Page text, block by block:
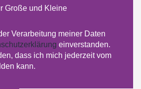
Große und Kleine
Verarbeitung meiner Daten
einverstanden.
dass ich mich jederzeit vom
kann.